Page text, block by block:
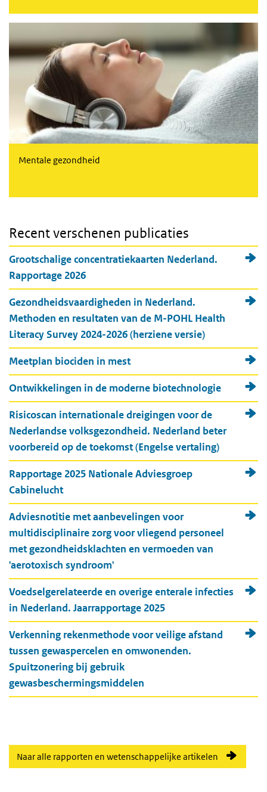
Mentale gezondheid
Recent verschenen publicaties
Grootschalige concentratiekaarten Nederland.
Rapportage 2026
Gezondheidsvaardigheden in Nederland.
Methoden en resultaten van de M-POHL Health
Literacy Survey 2024-2026 (herziene versie)
Meetplan biociden in mest
Ontwikkelingen in de moderne biotechnologie
Risicoscan internationale dreigingen voor de
Nederlandse volksgezondheid. Nederland beter
voorbereid op de toekomst (Engelse vertaling)
Rapportage 2025 Nationale Adviesgroep
Cabinelucht
Adviesnotitie met aanbevelingen voor
multidisciplinaire zorg voor vliegend personeel
met gezondheidsklachten en vermoeden van
'aerotoxisch syndroom'
Voedselgerelateerde en overige enterale infecties
in Nederland. Jaarrapportage 2025
Verkenning rekenmethode voor veilige afstand
tussen gewaspercelen en omwonenden.
Spuitzonering bij gebruik
gewasbeschermingsmiddelen
Naar alle rapporten en wetenschappelijke artikelen